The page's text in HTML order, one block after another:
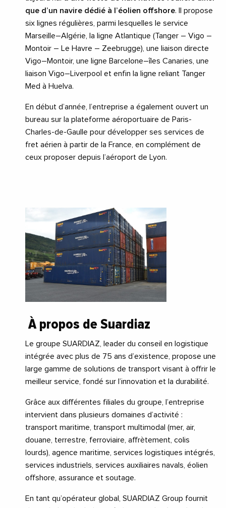
que d’un navire dédié à l’éolien offshore. Il propose
six lignes régulières, parmi lesquelles le service
Marseille–Algérie, la ligne Atlantique (Tanger – Vigo –
Montoir – Le Havre – Zeebrugge), une liaison directe
Vigo–Montoir, une ligne Barcelone–îles Canaries, une
liaison Vigo–Liverpool et enfin la ligne reliant Tanger
Med à Huelva.
En début d’année, l’entreprise a également ouvert un
bureau sur la plateforme aéroportuaire de Paris-
Charles-de-Gaulle pour développer ses services de
fret aérien à partir de la France, en complément de
ceux proposer depuis l’aéroport de Lyon.
À propos de Suardiaz
Le groupe SUARDIAZ, leader du conseil en logistique
intégrée avec plus de 75 ans d’existence, propose une
large gamme de solutions de transport visant à offrir le
meilleur service, fondé sur l’innovation et la durabilité.
Grâce aux différentes filiales du groupe, l’entreprise
intervient dans plusieurs domaines d’activité :
transport maritime, transport multimodal (mer, air,
douane, terrestre, ferroviaire, affrètement, colis
lourds), agence maritime, services logistiques intégrés,
services industriels, services auxiliaires navals, éolien
offshore, assurance et soutage.
En tant qu’opérateur global, SUARDIAZ Group fournit